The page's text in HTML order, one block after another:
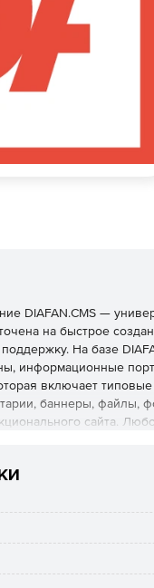
DIAFAN.CMS —
на быстрое
На базе
информационные
включает
баннеры, файлы,
сайта.
или
пользовательской
на сайт или
то для